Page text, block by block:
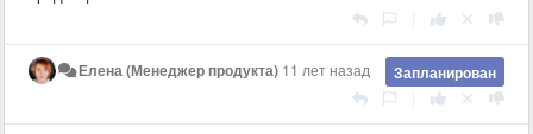
Запланирован
Елена (Менеджер продукта) 11 лет назад